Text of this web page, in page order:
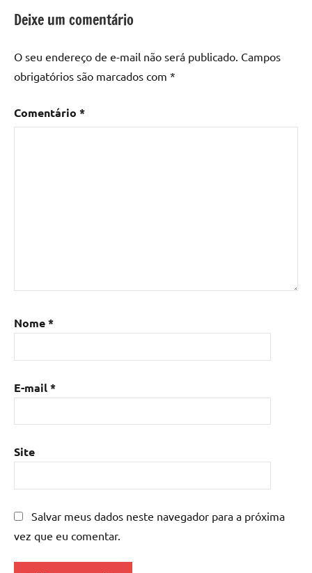
epoxi
para
serve
a
epoxi,
Precisa
epoxi
perigoso
Deixe um comentário
O seu endereço de e-mail não será publicado. Campos
obrigatórios são marcados com *
Comentário *
Nome*
E-mail*
Site
Salvar meus dados neste navegador para a próxima
vez que eu comentar.